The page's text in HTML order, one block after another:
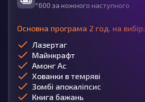
*600 за кожного наступного
Основна програма 2 год. на вибір:
Лазертаг
Майнкрафт
Амонг Ас
Хованки в темряві
Зомбі апокаліпсис
Книга бажань